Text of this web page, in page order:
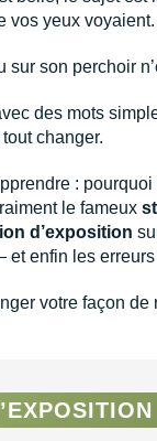
vos yeux voyaient.
sur son perchoir
des mots
changer.
:
le fameux
d’exposition
enfin les
votre façon